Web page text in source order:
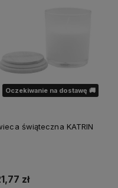
Oczekiwanie na dostawę 🚚
świąteczna KATRIN
zł